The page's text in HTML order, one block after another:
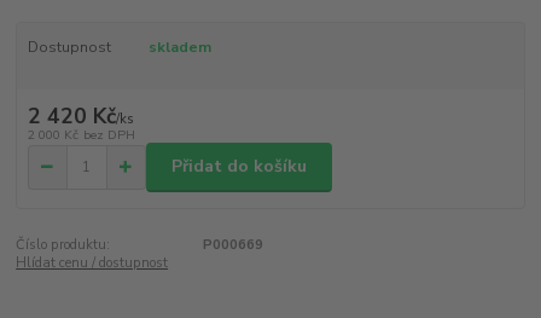
Dostupnost skladem
2 420 Kč/ks
2 000 Kč bez DPH
Přidat do košíku
Číslo produktu:
P000669
Hlídat cenu / dostupnost